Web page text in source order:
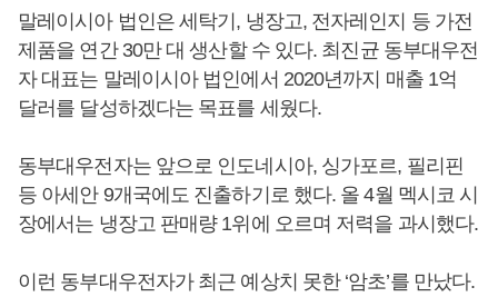
말레이시아 법인은 세탁기, 냉장고, 전자레인지 등 가전
제품을 연간 30만 대 생산할 수 있다. 최진균 동부대우전
자 대표는 말레이시아 법인에서 2020년까지 매출 1억
달러를 달성하겠다는 목표를 세웠다.
동부대우전자는 앞으로 인도네시아, 싱가포르, 필리핀
등 아세안 9개국에도 진출하기로 했다. 올 4월 멕시코 시
장에서는 냉장고 판매량 1위에 오르며 저력을 과시했다.
이런 동부대우전자가 최근 예상치 못한 ‘암초’를 만났다.